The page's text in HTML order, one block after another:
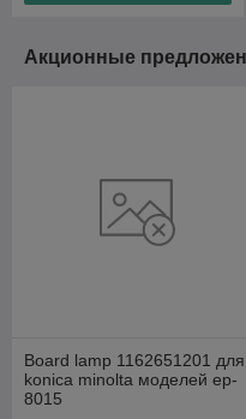
Акционные
Board lamp 1162651201 для
konica minolta моделей ep-
8015